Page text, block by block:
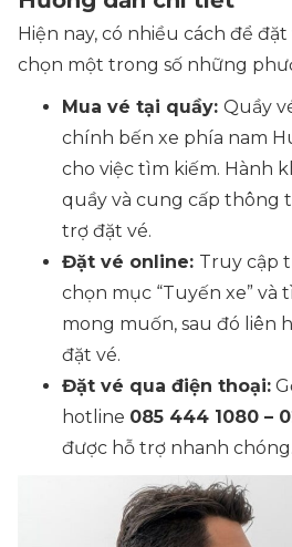
Hiện nay, có nhiều cách để
chọn một trong số những
Mua vé tại quầy: Quầy
chính bến xe phía nam
cho việc tìm kiếm. Hành
quầy và cung cấp thông
trợ đặt vé.
Đặt vé online: Truy cập
chọn mục “Tuyến xe”
mong muốn, sau đó liên
đặt vé.
Đặt vé qua điện thoại:
hotline 085 444 1080 –
được hỗ trợ nhanh chóng.